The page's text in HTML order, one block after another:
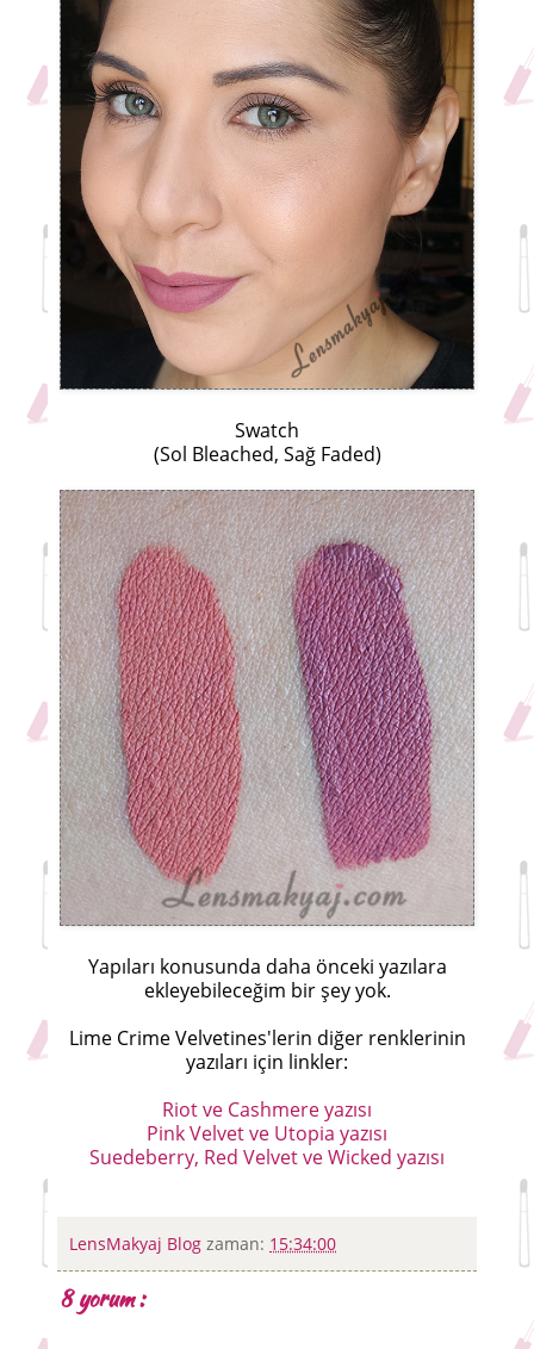
Swatch
(Sol Bleached, Sağ Faded)
Yapıları konusunda daha önceki yazılara
ekleyebileceğim bir şey yok.
Lime Crime Velvetines'lerin diğer renklerinin
yazıları için linkler:
Riot ve Cashmere yazısı
Pink Velvet ve Utopia yazısı
Suedeberry, Red Velvet ve Wicked yazısı
LensMakyaj Blog zaman: 15:34:00
8 yorum :